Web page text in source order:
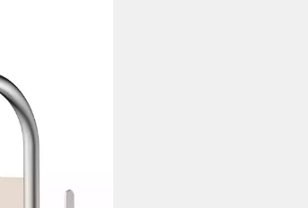
5, Wasserhahn,
360°
Funkt.,